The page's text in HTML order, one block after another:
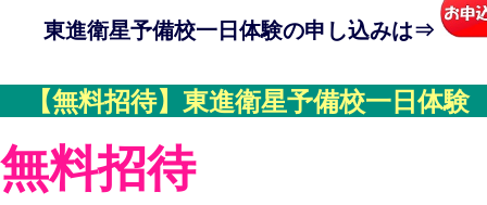
東進衛星予備校一日体験の申し込みは⇒
【無料招待】東進衛星予備校一日体験
無料招待